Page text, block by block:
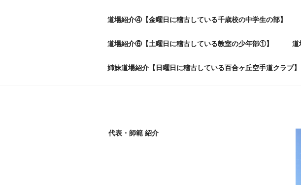
道場紹介④【金曜日に稽古している千歳校の中学生の部】
道場紹介⑥【土曜日に稽古している教室の少年部①】 道
姉妹道場紹介【日曜日に稽古している百合ヶ丘空手道クラブ】
代表・師範 紹介